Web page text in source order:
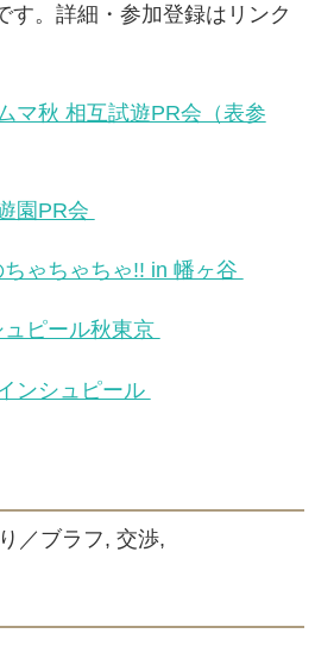
す。詳細・参加登録はリンク
マ秋 相互試遊PR会（表参
園PR会
ゃちゃちゃ!! in 幡ヶ谷
ュピール秋東京
ンシュピール
／ブラフ, 交渉,